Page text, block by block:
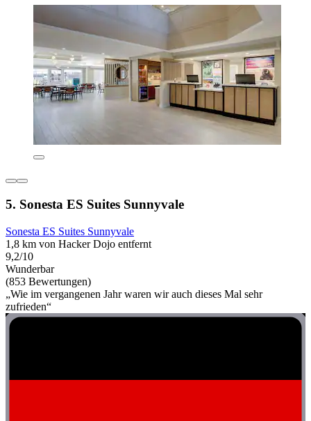
5. Sonesta ES Suites Sunnyvale
Sonesta ES Suites Sunnyvale
1,8 km von Hacker Dojo entfernt
9,2/10
Wunderbar
(853 Bewertungen)
„Wie im vergangenen Jahr waren wir auch dieses Mal sehr
zufrieden“